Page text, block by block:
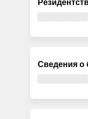
Сведения о